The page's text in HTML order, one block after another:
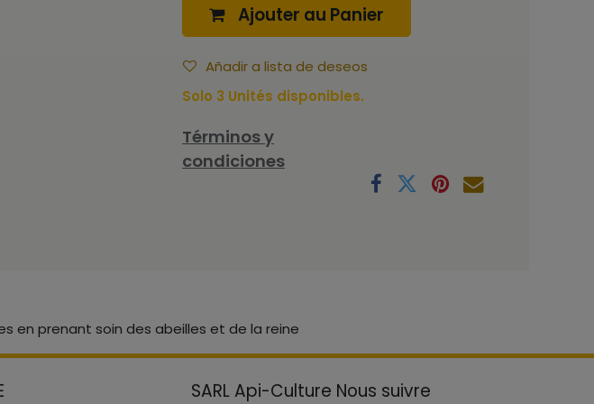
Ajouter au Panier
Añadir a lista de deseos
Solo 3 Unités disponibles.
Términos y
condiciones
en prenant soin des abeilles et de la reine
SARL Api-Culture Nous suivre